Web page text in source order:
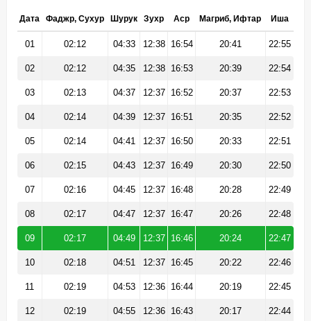
Дата Фаджр, Сухур Шурук Зухр Аср Магриб, Ифтар Иша
01 02:12 04:33 12:38 16:54 20:41 22:55
02 02:12 04:35 12:38 16:53 20:39 22:54
03 02:13 04:37 12:37 16:52 20:37 22:53
04 02:14 04:39 12:37 16:51 20:35 22:52
05 02:14 04:41 12:37 16:50 20:33 22:51
06 02:15 04:43 12:37 16:49 20:30 22:50
07 02:16 04:45 12:37 16:48 20:28 22:49
08 02:17 04:47 12:37 16:47 20:26 22:48
09 02:17 04:49 12:37 16:46 20:24 22:47
10 02:18 04:51 12:37 16:45 20:22 22:46
11 02:19 04:53 12:36 16:44 20:19 22:45
12 02:19 04:55 12:36 16:43 20:17 22:44